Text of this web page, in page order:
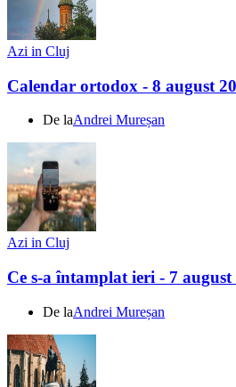
Azi in Cluj
Calendar ortodox - 8 august
De laAndrei Mureșan
Azi in Cluj
Ce s-a întamplat ieri - 7
De laAndrei Mureșan